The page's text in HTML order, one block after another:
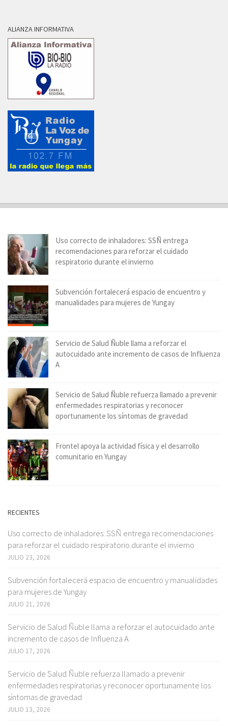
ALIANZA INFORMATIVA
Uso correcto de inhaladores: SSÑ entrega
recomendaciones para reforzar el cuidado
respiratorio durante el invierno
Subvención fortalecerá espacio de encuentro y
manualidades para mujeres de Yungay
Servicio de Salud Ñuble llama a reforzar el
autocuidado ante incremento de casos de Influenza
A
Servicio de Salud Ñuble refuerza llamado a prevenir
enfermedades respiratorias y reconocer
oportunamente los síntomas de gravedad
Frontel apoya la actividad física y el desarrollo
comunitario en Yungay
RECIENTES
Uso correcto de inhaladores: SSÑ entrega recomendaciones
para reforzar el cuidado respiratorio durante el invierno
JULIO 23, 2026
Subvención fortalecerá espacio de encuentro y manualidades
para mujeres de Yungay
JULIO 21, 2026
Servicio de Salud Ñuble llama a reforzar el autocuidado ante
incremento de casos de Influenza A
JULIO 17, 2026
Servicio de Salud Ñuble refuerza llamado a prevenir
enfermedades respiratorias y reconocer oportunamente los
síntomas de gravedad
JULIO 13, 2026